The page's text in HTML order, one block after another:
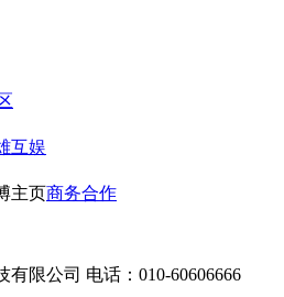
互娱
主页商务合作
限公司 电话：010-60606666